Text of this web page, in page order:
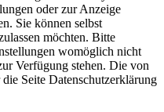
oder zur Anzeige
Sie können selbst
möchten. Bitte
womöglich nicht
Verfügung stehen. Die von
Seite Datenschutzerklärung